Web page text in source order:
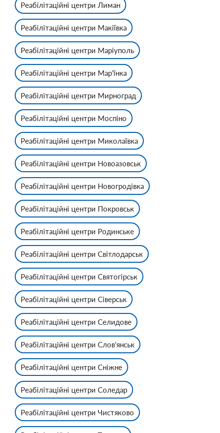
Реабілітаційні центри Лиман
Реабілітаційні центри Макіївка
Реабілітаційні центри Маріуполь
Реабілітаційні центри Мар'їнка
Реабілітаційні центри Мирноград
Реабілітаційні центри Моспіно
Реабілітаційні центри Миколаївка
Реабілітаційні центри Новоазовськ
Реабілітаційні центри Новогродівка
Реабілітаційні центри Покровськ
Реабілітаційні центри Родинське
Реабілітаційні центри Світлодарськ
Реабілітаційні центри Святогірськ
Реабілітаційні центри Сіверськ
Реабілітаційні центри Селидове
Реабілітаційні центри Слов'янськ
Реабілітаційні центри Сніжне
Реабілітаційні центри Соледар
Реабілітаційні центри Чистяково